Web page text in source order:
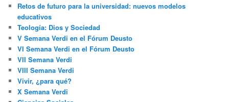
Retos de futuro para la universidad: nuevos modelos
educativos
Teología: Dios y Sociedad
V Semana Verdi en el Fórum Deusto
VI Semana Verdi en el Fórum Deusto
VII Semana Verdi
VIII Semana Verdi
Vivir, ¿para qué?
X Semana Verdi